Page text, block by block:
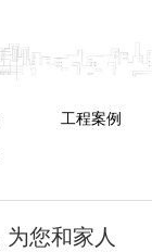
工程案例
您和家人